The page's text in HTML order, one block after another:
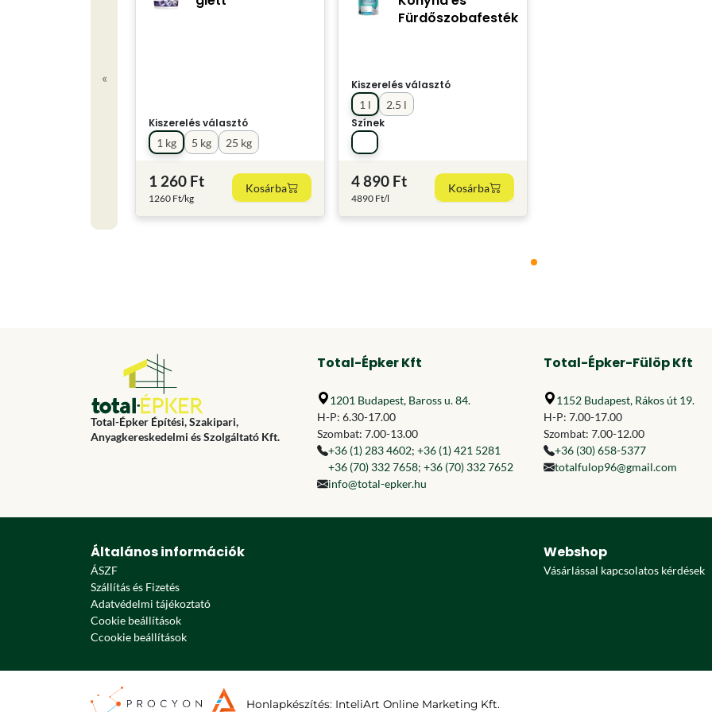
«
Kiszerelés választó
1 kg
5 kg 25 kg
1 260 Ft
1260 Ft/kg
Kosárba
Fürdőszobafesték
Kiszerelés választó
1 l
2.5 l
Színek
4 890 Ft
4890 Ft/l
Kosárba
Total-Épker Építési, Szakipari,
Anyagkereskedelmi és Szolgáltató Kft.
Total-Épker Kft
1201 Budapest, Baross u. 84.
H-P: 6.30-17.00
Szombat: 7.00-13.00
+36 (1) 283 4602; +36 (1) 421 5281
+36 (70) 332 7658; +36 (70) 332 7652
info@total-epker.hu
Total-Épker-Fülöp Kft
1152 Budapest, Rákos út 19.
H-P: 7.00-17.00
Szombat: 7.00-12.00
+36 (30) 658-5377
totalfulop96@gmail.com
Általános információk
ÁSZF
Szállítás és Fizetés
Adatvédelmi tájékoztató
Cookie beállítások
Ccookie beállítások
Webshop
Vásárlással kapcsolatos kérdések
Honlapkészítés: InteliArt Online Marketing Kft.